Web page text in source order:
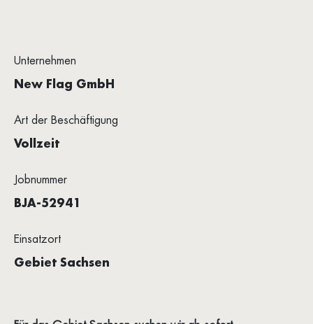
Unternehmen
New Flag GmbH
Art der Beschäftigung
Vollzeit
Einsatzort
Gebiet Sachsen
Jobnummer
BJA-52941